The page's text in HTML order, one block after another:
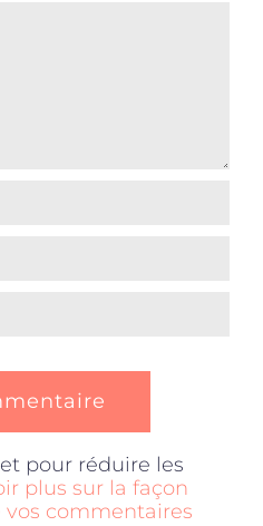
pour réduire les
plus sur la façon
commentaires